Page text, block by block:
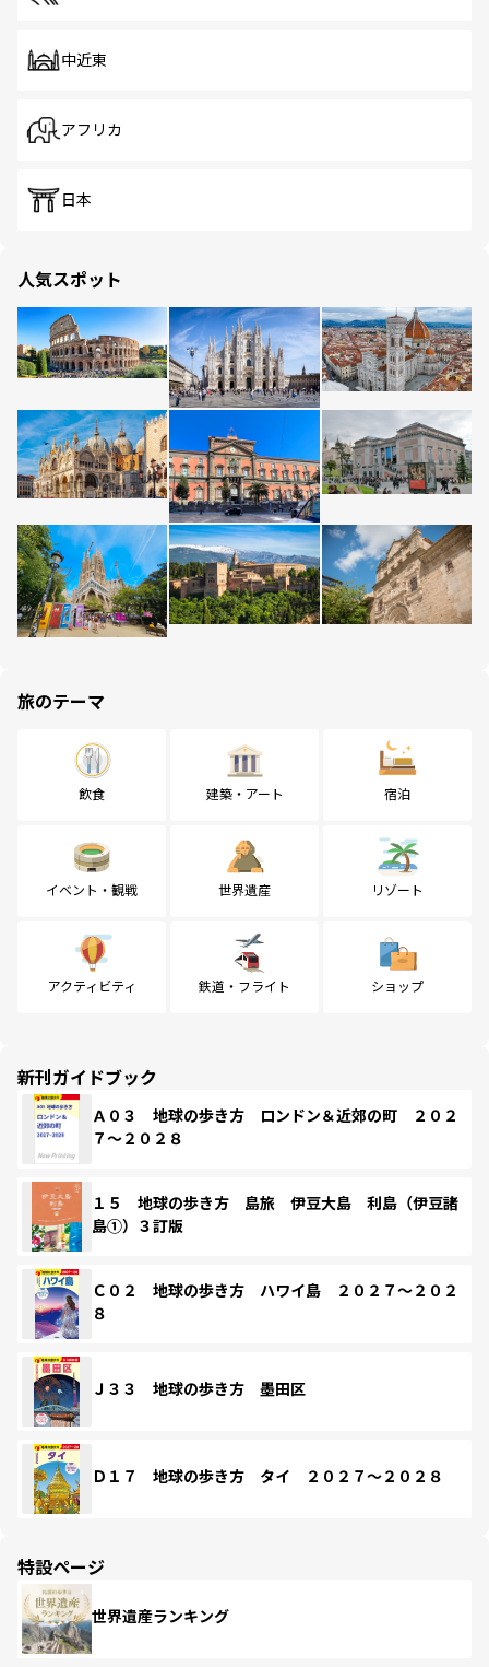
中近東
アフリカ
日本
人気スポット
旅のテーマ
飲食 建築・アート 宿泊
イベント・観戦 世界遺産 リゾート
アクティビティ 鉄道・フライト ショップ
新刊ガイドブック
Ａ０３ 地球の歩き方 ロンドン＆近郊の町 ２０２
７～２０２８
１５ 地球の歩き方 島旅 伊豆大島 利島（伊豆諸
島①）３訂版
Ｃ０２ 地球の歩き方 ハワイ島 ２０２７～２０２
８
Ｊ３３ 地球の歩き方 墨田区
Ｄ１７ 地球の歩き方 タイ ２０２７～２０２８
特設ページ
世界遺産ランキング